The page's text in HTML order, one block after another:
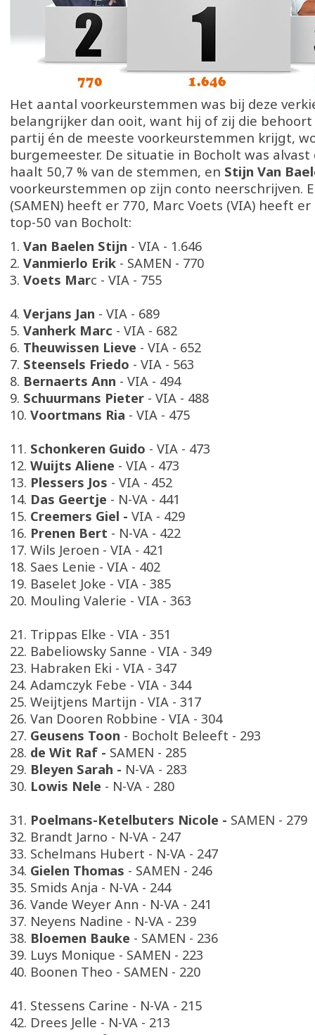
Het aantal voorkeurstemmen was bij deze
belangrijker dan ooit, want hij of zij die
partij én de meeste voorkeurstemmen krijgt,
burgemeester. De situatie in Bocholt was
haalt 50,7 % van de stemmen, en Stijn Van
voorkeurstemmen op zijn conto neerschrijven.
(SAMEN) heeft er 770, Marc Voets (VIA) heeft
top-50 van Bocholt:
1. Van Baelen Stijn - VIA - 1.646
2. Vanmierlo Erik - SAMEN - 770
3. Voets Marc - VIA - 755
4. Verjans Jan - VIA - 689
5. Vanherk Marc - VIA - 682
6. Theuwissen Lieve - VIA - 652
7. Steensels Friedo - VIA - 563
8. Bernaerts Ann - VIA - 494
9. Schuurmans Pieter - VIA - 488
10. Voortmans Ria - VIA - 475
11. Schonkeren Guido - VIA - 473
12. Wuijts Aliene - VIA - 473
13. Plessers Jos - VIA - 452
14. Das Geertje - N-VA - 441
15. Creemers Giel - VIA - 429
16. Prenen Bert - N-VA - 422
17. Wils Jeroen - VIA - 421
18. Saes Lenie - VIA - 402
19. Baselet Joke - VIA - 385
20. Mouling Valerie - VIA - 363
21. Trippas Elke - VIA - 351
22. Babeliowsky Sanne - VIA - 349
23. Habraken Eki - VIA - 347
24. Adamczyk Febe - VIA - 344
25. Weijtjens Martijn - VIA - 317
26. Van Dooren Robbine - VIA - 304
27. Geusens Toon - Bocholt Beleeft - 293
28. de Wit Raf - SAMEN - 285
29. Bleyen Sarah - N-VA - 283
30. Lowis Nele - N-VA - 280
31. Poelmans-Ketelbuters Nicole - SAMEN - 279
32. Brandt Jarno - N-VA - 247
33. Schelmans Hubert - N-VA - 247
34. Gielen Thomas - SAMEN - 246
35. Smids Anja - N-VA - 244
36. Vande Weyer Ann - N-VA - 241
37. Neyens Nadine - N-VA - 239
38. Bloemen Bauke - SAMEN - 236
39. Luys Monique - SAMEN - 223
40. Boonen Theo - SAMEN - 220
41. Stessens Carine - N-VA - 215
42. Drees Jelle - N-VA - 213